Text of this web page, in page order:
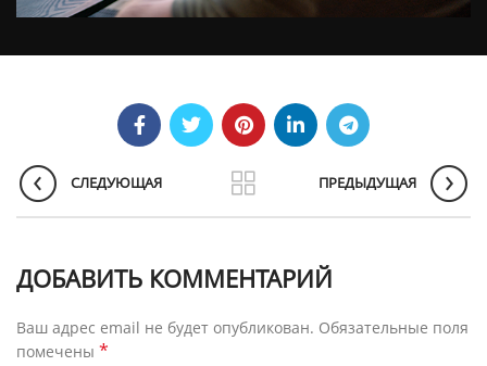
СЛЕДУЮЩАЯ ПРЕДЫДУЩАЯ
ДОБАВИТЬ КОММЕНТАРИЙ
Ваш адрес email не будет опубликован. Обязательные поля
помечены *